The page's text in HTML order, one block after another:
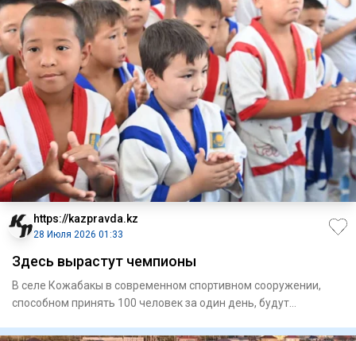
https://kazpravda.kz
28 Июля 2026 01:33
Здесь вырастут чемпионы
В селе Кожабакы в современном спортивном сооружении,
способном принять 100 человек за один день, будут